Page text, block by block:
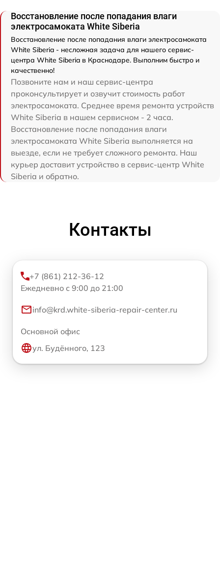
Восстановление после попадания влаги
электросамоката White Siberia
Восстановление после попадания влаги электросамоката
White Siberia - несложная задача для нашего сервис-
центра White Siberia в Краснодаре. Выполним быстро и
качественно!
Позвоните нам и наш сервис-центра
проконсультирует и озвучит стоимость работ
электросамоката. Среднее время ремонта устройств
White Siberia в нашем сервисном - 2 часа.
Восстановление после попадания влаги
электросамоката White Siberia выполняется на
выезде, если не требует сложного ремонта. Наш
курьер доставит устройство в сервис-центр White
Siberia и обратно.
Контакты
+7 (861) 212-36-12
Ежедневно с 9:00 до 21:00
info@krd.white-siberia-repair-center.ru
Основной офис
ул. Будённого, 123